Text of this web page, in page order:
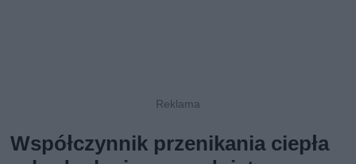
Współczynnik przenikania ciepła